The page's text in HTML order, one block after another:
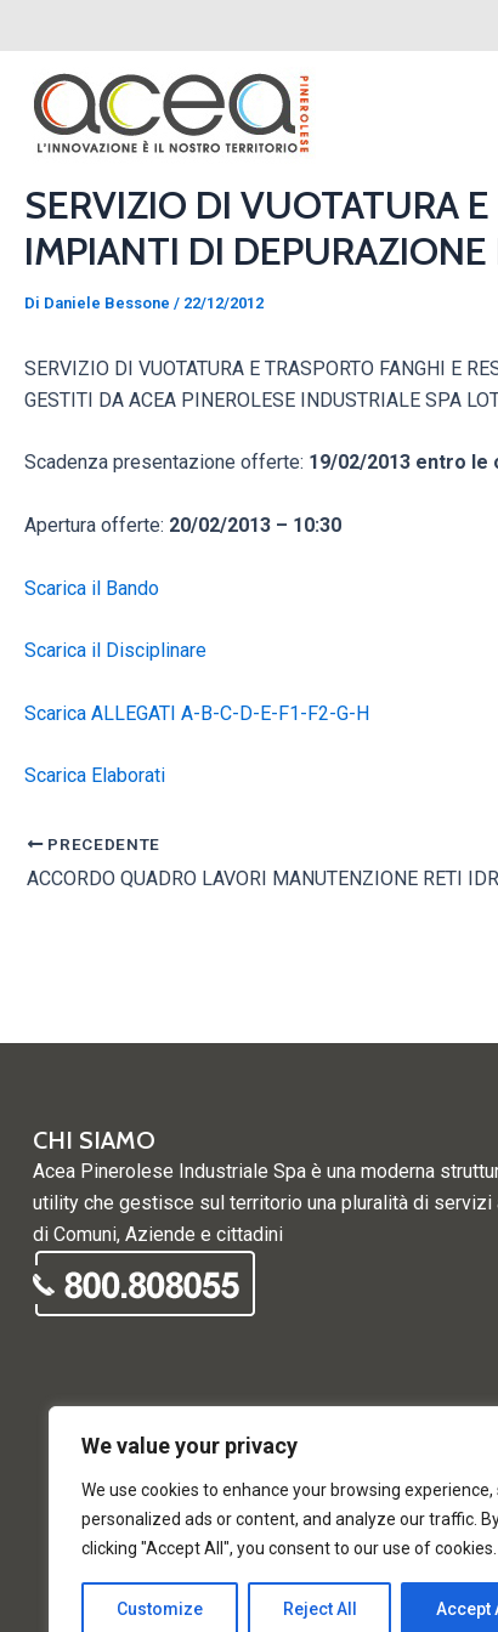
We value your privacy
We use cookies to enhance your browsing experience,
personalized ads or content, and analyze our traffic.
clicking "Accept All", you consent to our use of cookies.
Customize Reject All Accept
al
contenuto
SERVIZIO DI VUOTATURA
IMPIANTI DI
Di Daniele Bessone / 22/12/2012
SERVIZIO DI VUOTATURA E TRASPORTO FANGHI E
GESTITI DA ACEA PINEROLESE INDUSTRIALE SPA
Scadenza presentazione offerte: 19/02/2013 entro le
Apertura offerte: 20/02/2013 – 10:30
Scarica il Bando
Scarica il Disciplinare
Scarica ALLEGATI A-B-C-D-E-F1-F2-G-H
Scarica Elaborati
articoli
PRECEDENTE
CHI SIAMO
Acea Pinerolese Industriale Spa è una moderna
utility che gestisce sul territorio una pluralità di servizi
di Comuni, Aziende e cittadini